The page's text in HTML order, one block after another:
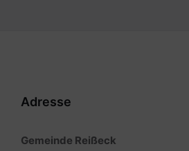
Adresse
Gemeinde Reißeck